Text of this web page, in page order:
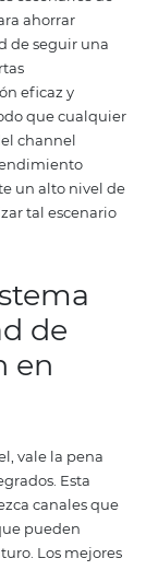
ahorra tiempo
una
que facilitan
de estas
análisis
los gerentes
tu hotel?